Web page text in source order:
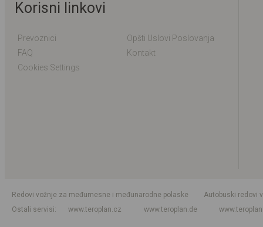
Korisni linkovi
Prevoznici
Opšti Uslovi Poslovanja
FAQ
Kontakt
Cookies Settings
Redovi vožnje za međumesne i međunarodne polaske
Autobuski redovi
Ostali servisi
www.teroplan.cz www.teroplan.de